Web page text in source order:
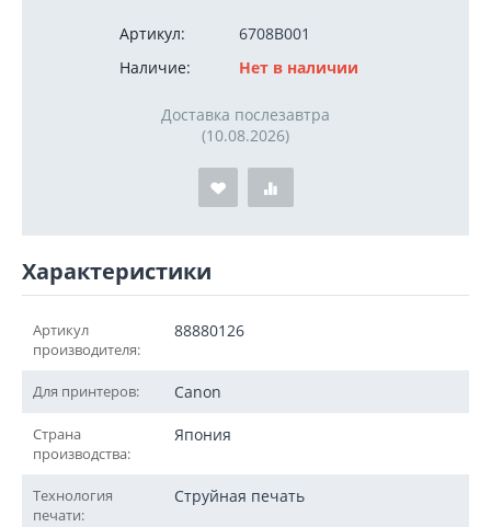
Артикул:
6708B001
Наличие:
Нет в наличии
Доставка послезавтра
(10.08.2026)
Характеристики
Артикул
производителя:
88880126
Для принтеров: Canon
Страна
производства:
Япония
Технология
печати:
Струйная печать